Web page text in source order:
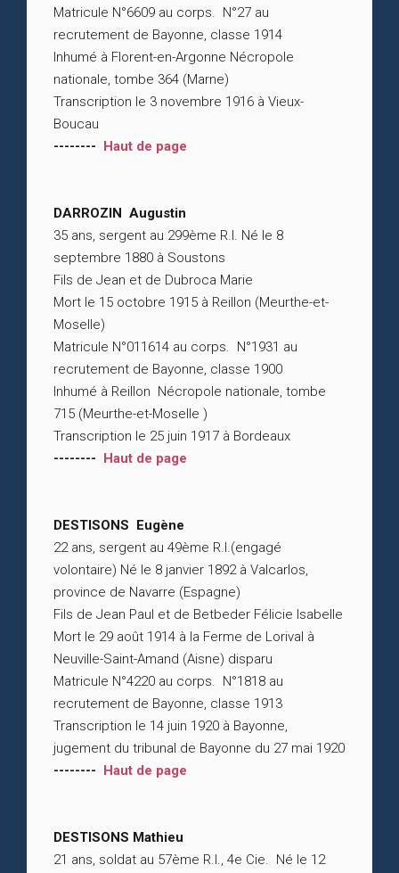
Matricule N°6609 au corps. N°27 au
recrutement de Bayonne, classe 1914
Inhumé à Florent-en-Argonne Nécropole
nationale, tombe 364 (Marne)
Transcription le 3 novembre 1916 à Vieux-
Boucau
-------- Haut de page
DARROZIN Augustin
35 ans, sergent au 299ème R.I. Né le 8
septembre 1880 à Soustons
Fils de Jean et de Dubroca Marie
Mort le 15 octobre 1915 à Reillon (Meurthe-et-
Moselle)
Matricule N°011614 au corps. N°1931 au
recrutement de Bayonne, classe 1900
Inhumé à Reillon Nécropole nationale, tombe
715 (Meurthe-et-Moselle )
Transcription le 25 juin 1917 à Bordeaux
-------- Haut de page
DESTISONS Eugène
22 ans, sergent au 49ème R.I.(engagé
volontaire) Né le 8 janvier 1892 à Valcarlos,
province de Navarre (Espagne)
Fils de Jean Paul et de Betbeder Félicie Isabelle
Mort le 29 août 1914 à la Ferme de Lorival à
Neuville-Saint-Amand (Aisne) disparu
Matricule N°4220 au corps. N°1818 au
recrutement de Bayonne, classe 1913
Transcription le 14 juin 1920 à Bayonne,
jugement du tribunal de Bayonne du 27 mai 1920
-------- Haut de page
DESTISONS Mathieu
21 ans, soldat au 57ème R.I., 4e Cie. Né le 12